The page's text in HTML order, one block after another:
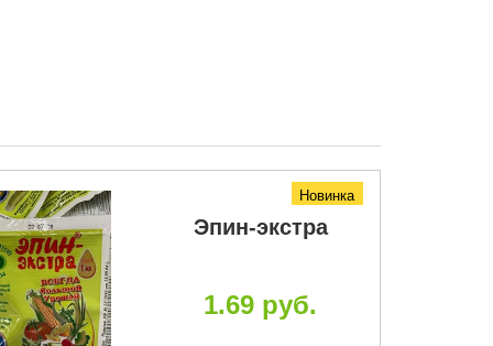
Новинка
Эпин-экстра
1.69 руб.